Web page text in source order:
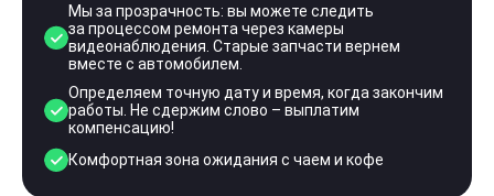
Мы за прозрачность: вы можете следить
за процессом ремонта через камеры
видеонаблюдения. Старые запчасти вернем
вместе с автомобилем.
Определяем точную дату и время, когда закончим
работы. Не сдержим слово – выплатим
компенсацию!
Комфортная зона ожидания с чаем и кофе